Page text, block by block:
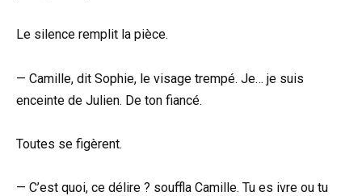
Le silence remplit la pièce.
— Camille, dit Sophie, le visage trempé. Je… je suis
enceinte de Julien. De ton fiancé.
Toutes se figèrent.
— C’est quoi, ce délire ? souffla Camille. Tu es ivre ou tu